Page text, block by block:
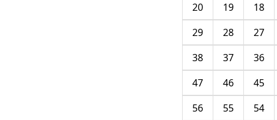
18
19
20
27
28
29
36
37
38
45
46
47
54
55
56